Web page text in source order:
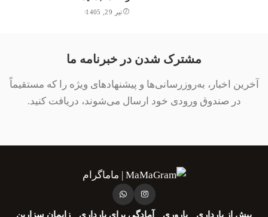
تیر 29, 1405
مشترک شدن در خبرنامه ما
آخرین اخبار، به‌روزرسانی‌ها و پیشنهادهای ویژه را که مستقیماً
در صندوق ورودی خود ارسال می‌شوند، دریافت کنید.
پیش از بارداری باروری آمادگی برای بارداری زایمان سزارین